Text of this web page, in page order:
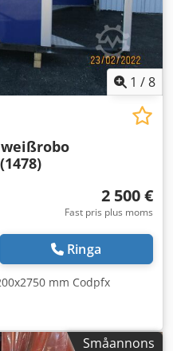
1 /8
2 500 €
Fast pris plus moms
Ringa
mm Codpfx
Småannons